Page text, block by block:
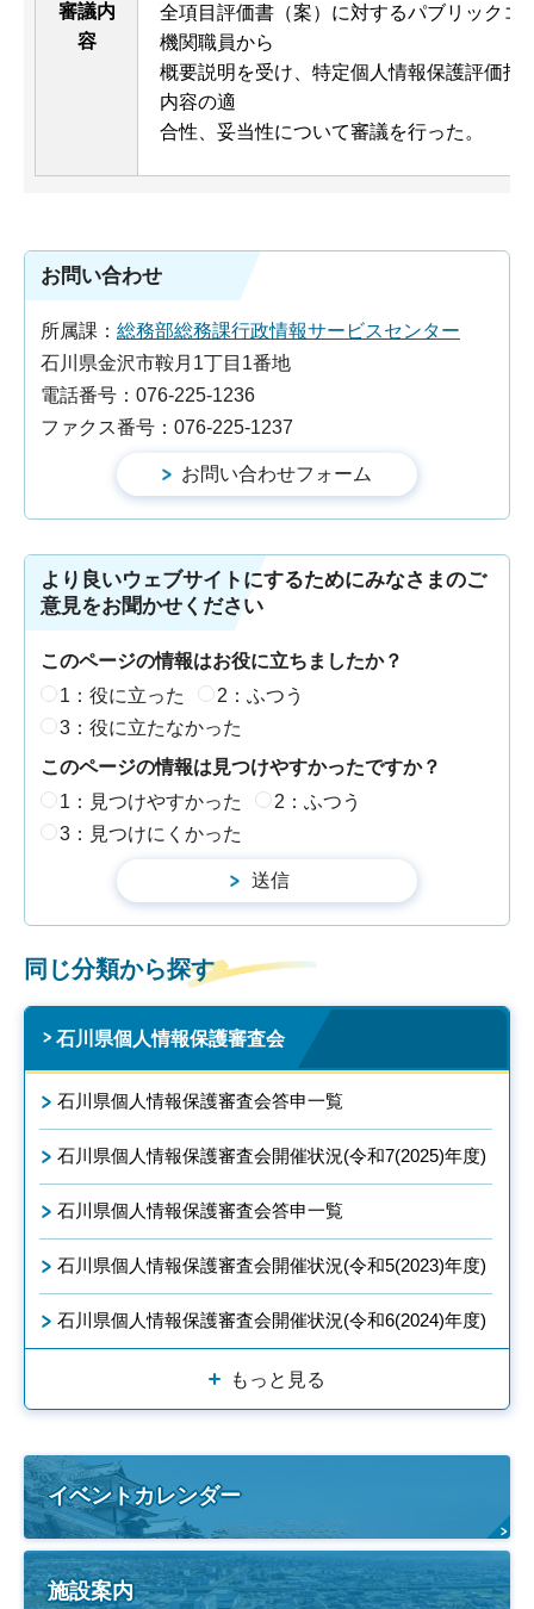
審議内
容
全項目評価書（案）に対するパブリックコ
機関職員から
概要説明を受け、特定個人情報保護評価指
内容の適
合性、妥当性について審議を行った。
お問い合わせ
所属課： 総務部総務課行政情報サービスセンター
石川県金沢市鞍月1丁目1番地
電話番号：076-225-1236
ファクス番号：076-225-1237
より良いウェブサイトにするためにみなさまのご
意見をお聞かせください
このページの情報はお役に立ちましたか？
1：役に立った
2：ふつう
3：役に立たなかった
このページの情報は見つけやすかったですか？
1：見つけやすかった
2：ふつう
3：見つけにくかった
同じ分類から探す
石川県個人情報保護審査会
石川県個人情報保護審査会答申一覧
石川県個人情報保護審査会開催状況(令和7(2025)年度)
石川県個人情報保護審査会答申一覧
石川県個人情報保護審査会開催状況(令和5(2023)年度)
石川県個人情報保護審査会開催状況(令和6(2024)年度)
もっと見る
イベントカレンダー
施設案内